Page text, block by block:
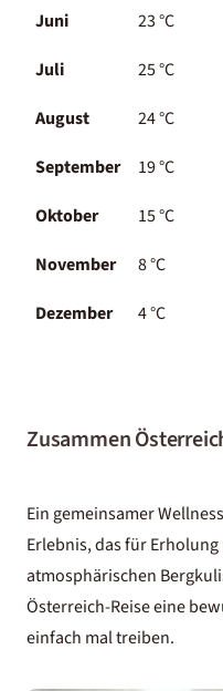
Juni 23 °C
Juli
25 °C
August
24 °C
September
19 °C
Oktober
15 °C
November
8 °C
Dezember
4 °C
Zusammen
Ein gemeinsamer
Erlebnis, das für
atmosphärischen
Österreich-Reise eine
einfach mal treiben.